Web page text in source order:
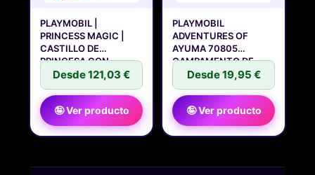
PLAYMOBIL |
PRINCESS MAGIC |
CASTILLO DE
PRINCESA CON
PAREJA
Desde 121,03 €
🤪 Ver producto
PLAYMOBIL
ADVENTURES OF
AYUMA 70805
CAMPAMENTO DE
ENTRENAMIENTO,
Desde 19,95 €
🤪 Ver producto